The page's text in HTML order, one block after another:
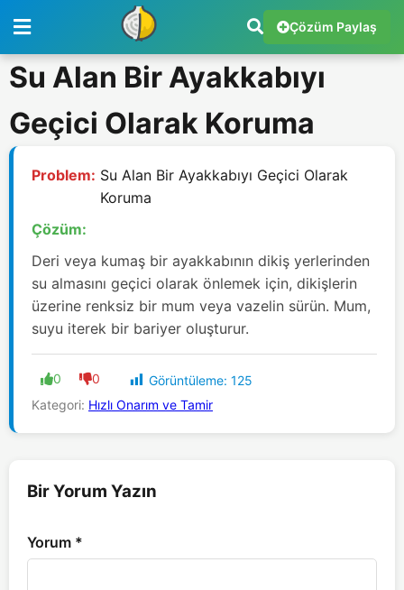
Çözüm Paylaş
Su Alan Bir Ayakkabıyı
Geçici Olarak Koruma
Problem: Su Alan Bir Ayakkabıyı Geçici Olarak
Koruma
Çözüm:
Deri veya kumaş bir ayakkabının dikiş yerlerinden
su almasını geçici olarak önlemek için, dikişlerin
üzerine renksiz bir mum veya vazelin sürün. Mum,
suyu iterek bir bariyer oluşturur.
0 0 Görüntüleme: 125
Kategori: Hızlı Onarım ve Tamir
Bir Yorum Yazın
Yorum *